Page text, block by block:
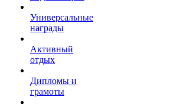
Универсальные
награды
Активный
отдых
Дипломы и
грамоты